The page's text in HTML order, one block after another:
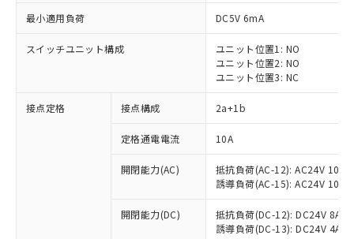
最小適用負荷 DC5V 6mA
スイッチユニット構成
ユニット位置1: NO
ユニット位置2: NO
ユニット位置3: NC
接点定格 接点構成 2a+1b
定格通電電流 10A
開閉能力(AC)
抵抗負荷(AC-12): AC24V 10A/
誘導負荷(AC-15): AC24V
開閉能力(DC)
抵抗負荷(DC-12): DC24V 8A/
誘導負荷(DC-13): DC24V 4A/
ご利用条件
対応済み：EU RoHS指令（10物質）の
非含有に対応した製品が提供可能な商品で
有に対応した製品に切り替える予定のある